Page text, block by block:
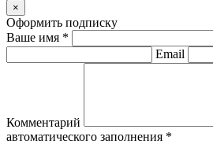
×
Оформить подписку
Ваше имя *
Email
Комментарий
автоматического заполнения *